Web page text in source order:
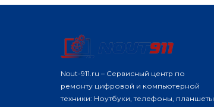
Nout-911.ru – Сервисный центр по
ремонту цифровой и компьютерной
техники: Ноутбуки, телефоны, планшеты,